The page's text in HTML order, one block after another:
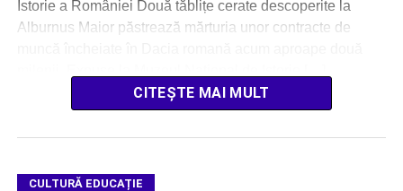
Istorie a României Două tăblițe cerate descoperite la
Alburnus Maior păstrează mărturia unor contracte de
CITEȘTE MAI MULT
CULTURĂ EDUCAȚIE